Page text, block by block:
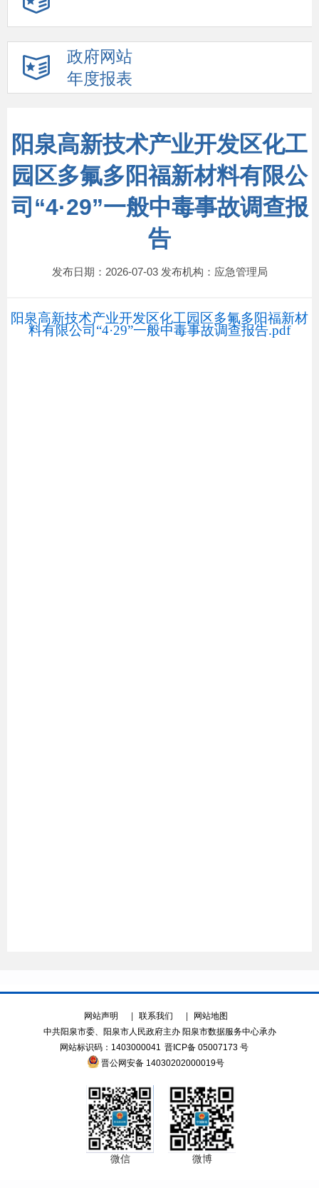
政府网站
年度报表
阳泉高新技术产业开发区化工
园区多氟多阳福新材料有限公
司“4·29”一般中毒事故调查报
告
发布日期：2026-07-03 发布机构：应急管理局
阳泉高新技术产业开发区化工园区多氟多阳福新材
料有限公司“4·29”一般中毒事故调查报告.pdf